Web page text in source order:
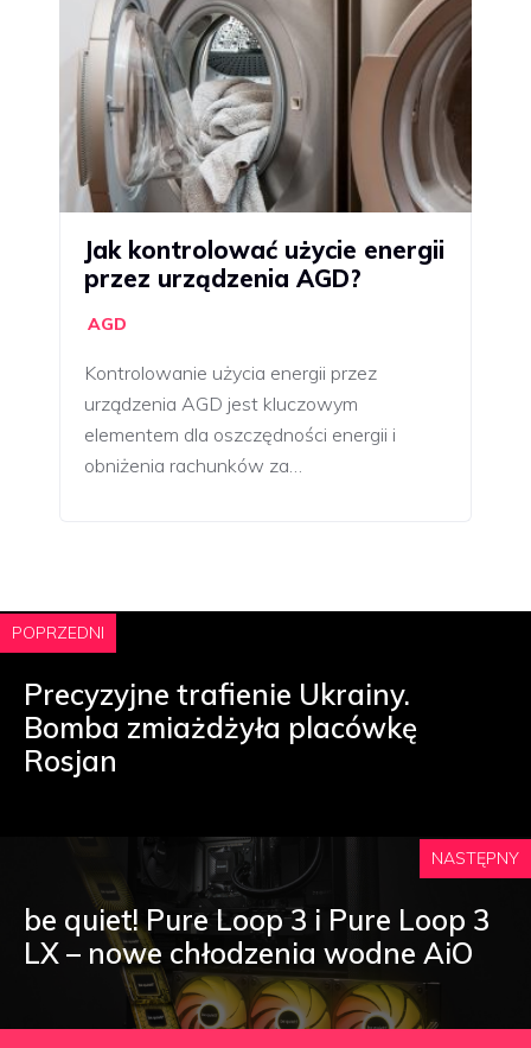
Jak kontrolować użycie energii
przez urządzenia AGD?
AGD
Kontrolowanie użycia energii przez
urządzenia AGD jest kluczowym
elementem dla oszczędności energii i
obniżenia rachunków za…
POPRZEDNI
Precyzyjne trafienie Ukrainy.
Bomba zmiażdżyła placówkę
Rosjan
NASTĘPNY
be quiet! Pure Loop 3 i Pure Loop 3
LX – nowe chłodzenia wodne AiO